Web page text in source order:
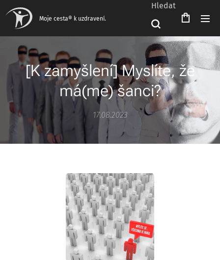
Moje cesta® k uzdravení.
Hledat
[K zamyšlení] Myslíte, že
má(me) šanci?
17.08.2023
Čeština‎